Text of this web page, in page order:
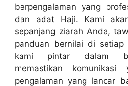
berpengalaman yang
dan adat Haji. Kami
sepanjang ziarah Anda,
panduan bernilai di setiap
kami pintar dalam
memastikan
pengalaman yang lancar